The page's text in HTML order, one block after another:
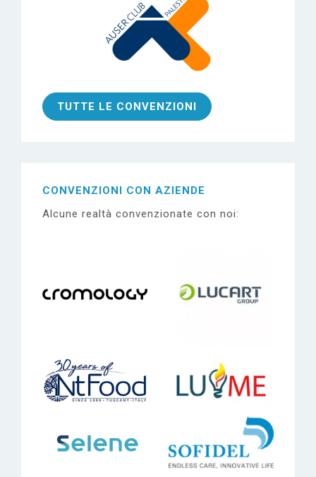
TUTTE LE CONVENZIONI
CONVENZIONI CON AZIENDE
Alcune realtà convenzionate con noi: